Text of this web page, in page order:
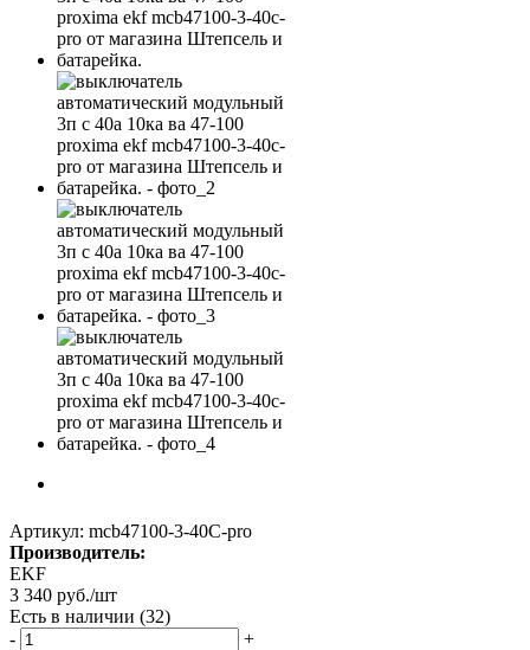
Артикул: mcb47100-3-40C-pro
Производитель:
EKF
3 340 руб./шт
Есть в наличии (32)
-
+